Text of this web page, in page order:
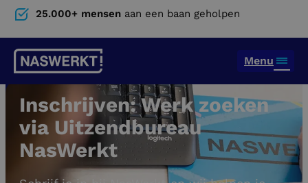
25.000+ mensen aan een baan geholpen
Menu
Inschrijven: Werk zoeken
via Uitzendbureau
NasWerkt